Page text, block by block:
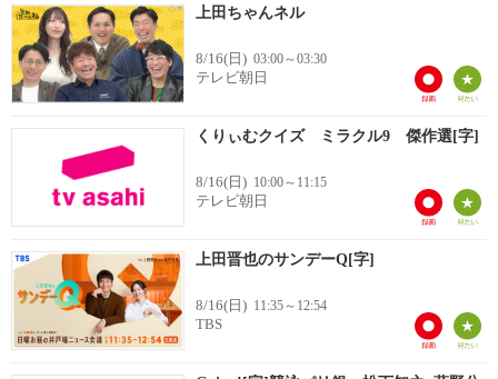
上田ちゃんネル
8/16(日) 03:00～03:30
テレビ朝日
くりぃむクイズ ミラクル9 傑作選[字]
8/16(日) 10:00～11:15
テレビ朝日
上田晋也のサンデーQ[字]
8/16(日) 11:35～12:54
TBS